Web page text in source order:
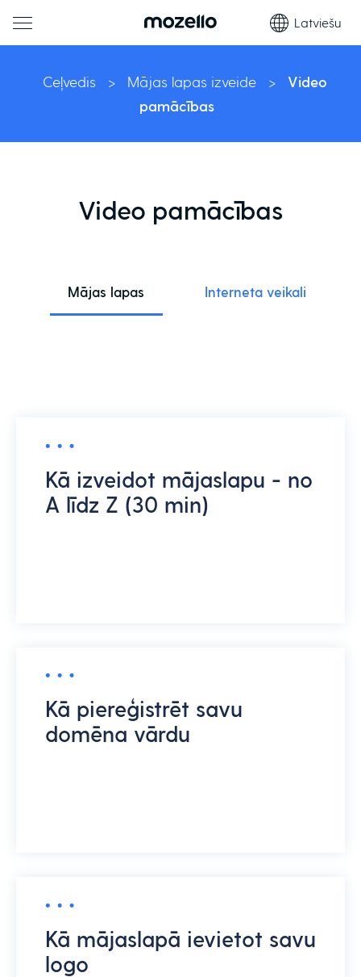
Latviešu
Ceļvedis > Mājas lapas izveide >
Video
pamācības
Video pamācības
Mājas lapas Interneta veikali
Kā izveidot mājaslapu - no
A līdz Z (30 min)
Kā piereģistrēt savu
domēna vārdu
Kā mājaslapā ievietot savu
logo